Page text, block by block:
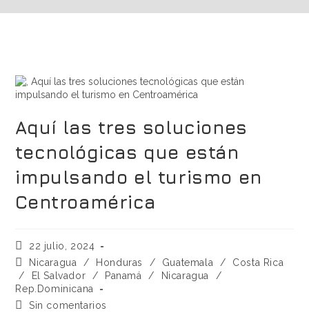
Aquí las tres soluciones
tecnológicas que están
impulsando el turismo en
Centroamérica
22 julio, 2024
Nicaragua
/ Honduras / Guatemala /
Costa Rica
/
El Salvador / Panamá / Nicaragua
/
Rep.Dominicana
Sin comentarios